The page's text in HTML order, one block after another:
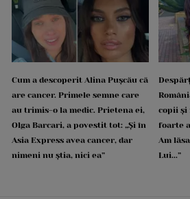
Cum a descoperit Alina Pușcău că
are cancer. Primele semne care
au trimis-o la medic. Prietena ei,
Olga Barcari, a povestit tot: „Și în
Asia Express avea cancer, dar
nimeni nu știa, nici ea”
copii și
foarte
Am
Lui...”